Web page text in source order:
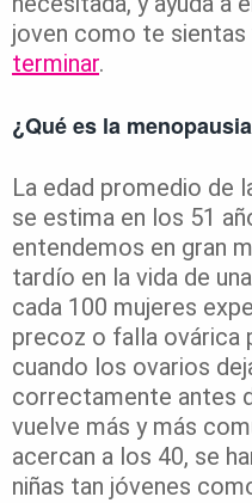
joven como te sientas
terminar.
¿Qué es la
La edad promedio de
se estima en los 51
entendemos en gran
tardío en la vida de
cada 100 mujeres
precoz o falla ovárica
cuando los ovarios
correctamente antes
vuelve más y más
acercan a los 40, se
niñas tan jóvenes